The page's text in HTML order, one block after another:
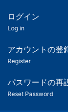
ツ
匿
名
ユ
ー
ログイン
Log in
アカウントの登
Register
パスワードの再
Reset Password